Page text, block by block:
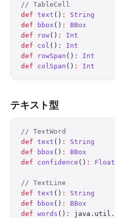
// TableCell
def text () :
String
def bbox () :
BBox
def row() :
Int
def col () :
Int
def rowSpan () :
Int
def colSpan () : Int
テキスト型
// TextWord
def text () :
String
def bbox () :
BBox
def confidence () : Float
// TextLine
def text () :
String
def bbox () :
BBox
def words () : java.util.